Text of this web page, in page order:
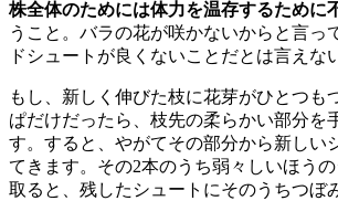
株全体のためには体力を温存するために
うこと。バラの花が咲かないからと言っ
ドシュートが良くないことだとは言えな
もし、新しく伸びた枝に花芽がひとつも
ぱだけだったら、枝先の柔らかい部分を
す。すると、やがてその部分から新しい
てきます。その2本のうち弱々しいほう
取ると、残したシュートにそのうちつぼ